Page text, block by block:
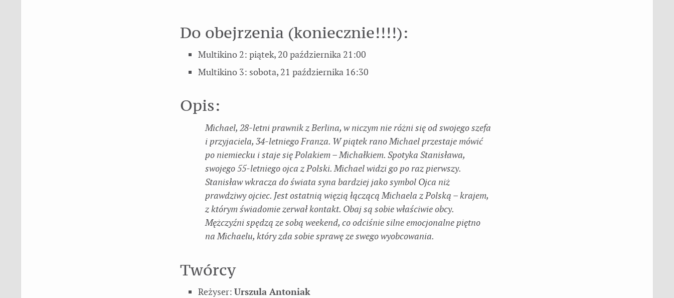
Do obejrzenia (koniecznie!!!!):
Multikino 2: piątek, 20 października 21:00
Multikino 3: sobota, 21 października 16:30
Opis:
Michael, 28-letni prawnik z Berlina, w niczym nie różni się od swojego szefa
i przyjaciela, 34-letniego Franza. W piątek rano Michael przestaje mówić
po niemiecku i staje się Polakiem – Michałkiem. Spotyka Stanisława,
swojego 55-letniego ojca z Polski. Michael widzi go po raz pierwszy.
Stanisław wkracza do świata syna bardziej jako symbol Ojca niż
prawdziwy ojciec. Jest ostatnią więzią łączącą Michaela z Polską – krajem,
z którym świadomie zerwał kontakt. Obaj są sobie właściwie obcy.
Mężczyźni spędzą ze sobą weekend, co odciśnie silne emocjonalne piętno
na Michaelu, który zda sobie sprawę ze swego wyobcowania.
Twórcy
Reżyser: Urszula Antoniak